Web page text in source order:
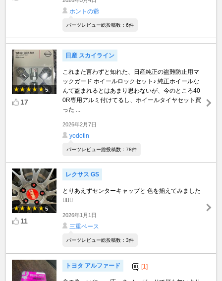
ホントの爺
パーツレビュー総投稿数：6件
5
17
日産 スカイライン
これまた言わずと知れた、日産純正の盗難防止用マ
ックガード ホイールロックセット♪ 純正ホイールな
んて盗まれるとはあまり思わないが、今のところ40
0R専用アルミ付けてるし、ホイールタイヤセット買
った ...
2026年2月7日
yodotin
パーツレビュー総投稿数：78件
5
11
レクサス GS
とりあえずセンターキャップと 色を揃えてみました
🙋🏻‍♂️
2026年1月1日
三重ベース
パーツレビュー総投稿数：3件
トヨタ アルファード [1]